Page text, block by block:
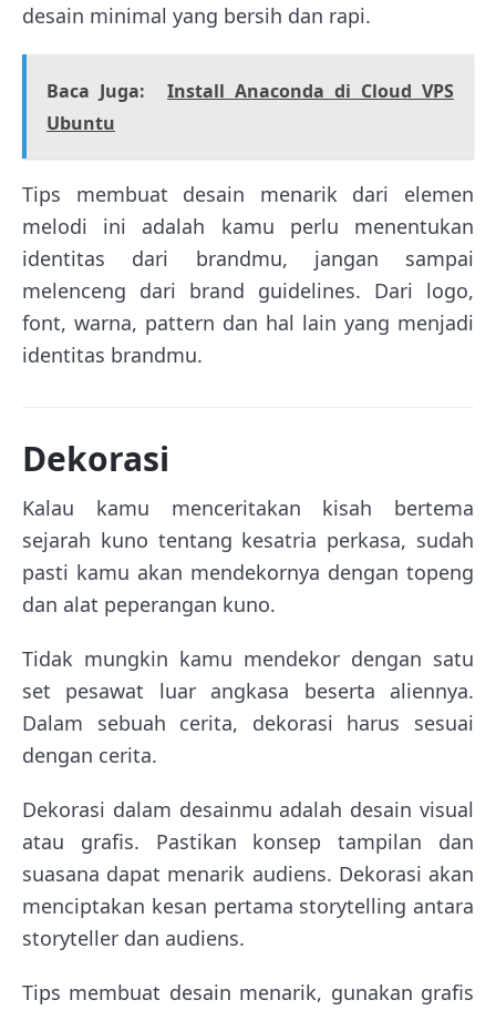
desain minimal yang bersih dan rapi.
Baca Juga:
Install Anaconda di Cloud VPS
Ubuntu
Tips membuat desain menarik dari elemen
melodi ini adalah kamu perlu menentukan
identitas dari brandmu, jangan sampai
melenceng dari brand guidelines. Dari logo,
font, warna, pattern dan hal lain yang menjadi
identitas brandmu.
Dekorasi
Kalau kamu menceritakan kisah bertema
sejarah kuno tentang kesatria perkasa, sudah
pasti kamu akan mendekornya dengan topeng
dan alat peperangan kuno.
Tidak mungkin kamu mendekor dengan satu
set pesawat luar angkasa beserta aliennya.
Dalam sebuah cerita, dekorasi harus sesuai
dengan cerita.
Dekorasi dalam desainmu adalah desain visual
atau grafis. Pastikan konsep tampilan dan
suasana dapat menarik audiens. Dekorasi akan
menciptakan kesan pertama storytelling antara
storyteller dan audiens.
Tips membuat desain menarik, gunakan grafis